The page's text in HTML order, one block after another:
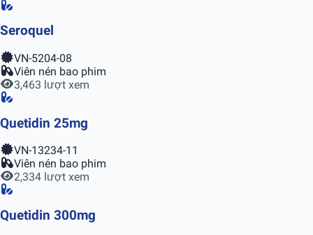
Seroquel
VN-5204-08
Viên nén bao phim
3,463 lượt xem
Quetidin 25mg
VN-13234-11
Viên nén bao phim
2,334 lượt xem
Quetidin 300mg